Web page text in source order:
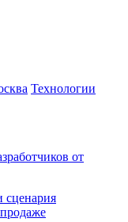
Технологии
от
сценария